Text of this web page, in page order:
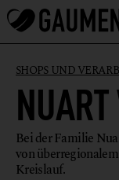
SHOPS UND
Bei der Familie
von
Kreislauf.